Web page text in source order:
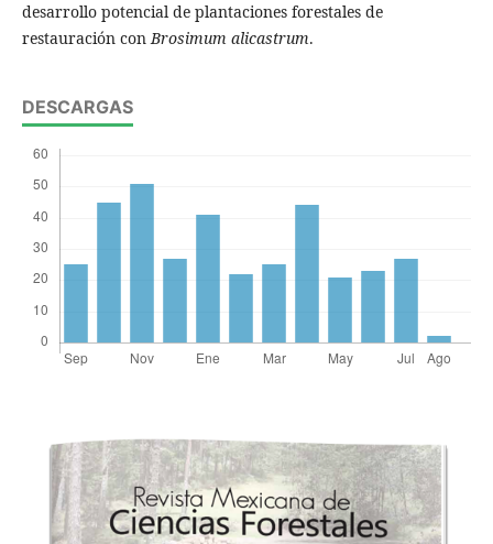
desarrollo potencial de plantaciones forestales de
restauración conBrosimum alicastrum.
DESCARGAS